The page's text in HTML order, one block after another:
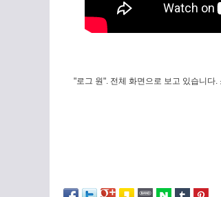
"로그 원". 전체 화면으로 보고 있습니다.